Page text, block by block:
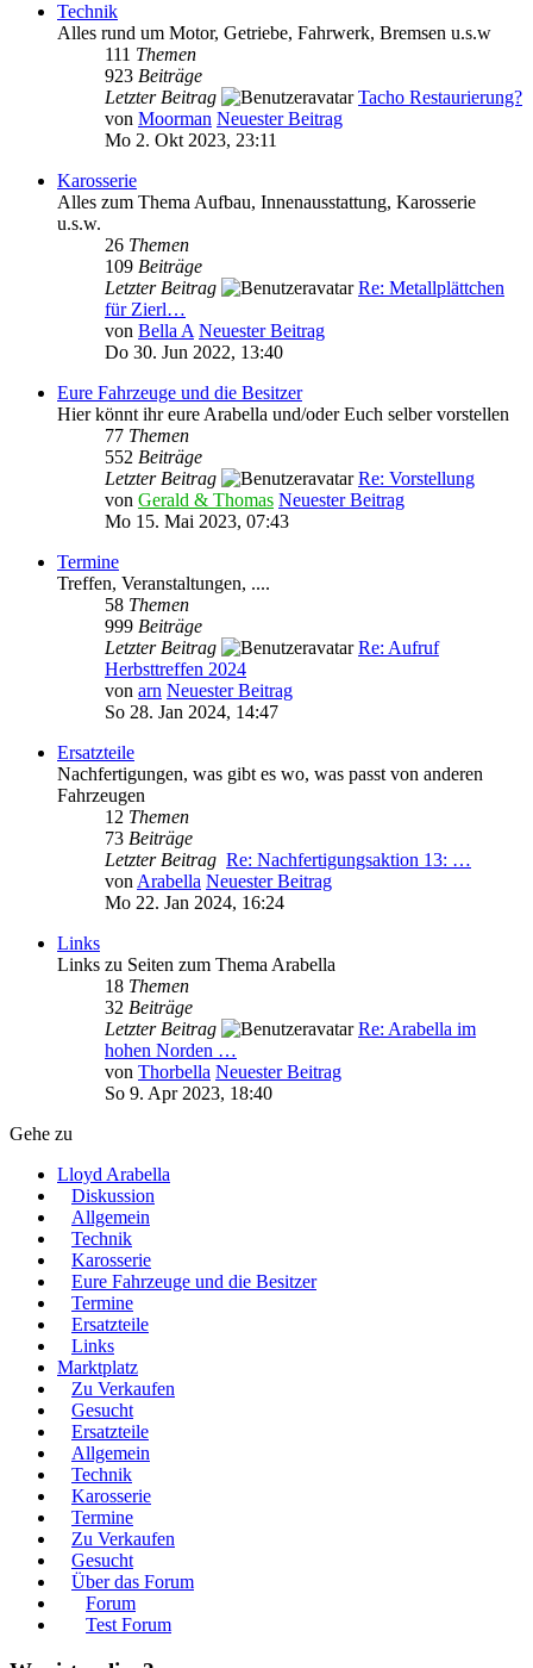
Technik
Alles rund um Motor, Getriebe, Fahrwerk, Bremsen u.s.w
111 Themen
923 Beiträge
Letzter Beitrag
Tacho Restaurierung?
von Moorman Neuester Beitrag
Mo 2. Okt 2023, 23:11
Karosserie
Alles zum Thema Aufbau, Innenausstattung, Karosserie
u.s.w.
26 Themen
109 Beiträge
Letzter Beitrag
Re: Metallplättchen
für Zierl…
von Bella A Neuester Beitrag
Do 30. Jun 2022, 13:40
Eure Fahrzeuge und die Besitzer
Hier könnt ihr eure Arabella und/oder Euch selber vorstellen
77 Themen
552 Beiträge
Letzter Beitrag
Re: Vorstellung
von Gerald & Thomas Neuester Beitrag
Mo 15. Mai 2023, 07:43
Termine
Treffen, Veranstaltungen, ....
58 Themen
999 Beiträge
Letzter Beitrag
Re: Aufruf
Herbsttreffen 2024
von arn Neuester Beitrag
So 28. Jan 2024, 14:47
Ersatzteile
Nachfertigungen, was gibt es wo, was passt von anderen
Fahrzeugen
12 Themen
73 Beiträge
Letzter Beitrag Re: Nachfertigungsaktion 13: …
von Arabella Neuester Beitrag
Mo 22. Jan 2024, 16:24
Links
Links zu Seiten zum Thema Arabella
18 Themen
32 Beiträge
Letzter Beitrag
Re: Arabella im
hohen Norden …
von Thorbella Neuester Beitrag
So 9. Apr 2023, 18:40
Gehe zu
Lloyd Arabella
Diskussion
Allgemein
Technik
Karosserie
Eure Fahrzeuge und die Besitzer
Termine
Ersatzteile
Links
Marktplatz
Zu Verkaufen
Gesucht
Ersatzteile
Allgemein
Technik
Karosserie
Termine
Zu Verkaufen
Gesucht
Über das Forum
Forum
Test Forum